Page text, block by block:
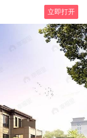
立即打开